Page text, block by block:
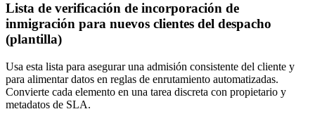
Lista de verificación de incorporación de
inmigración para nuevos clientes del despacho
(plantilla)
Usa esta lista para asegurar una admisión consistente del cliente y
para alimentar datos en reglas de enrutamiento automatizadas.
Convierte cada elemento en una tarea discreta con propietario y
metadatos de SLA.